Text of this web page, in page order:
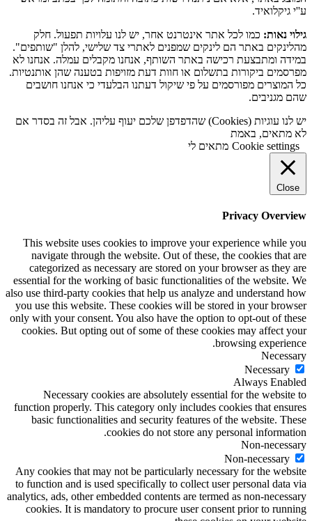
ע''י גיקלואיד.
גילוי נאות: כמו לכל אתר אינטרנט אחר, יש לנו עלויות תפעול. חלק
מהלינקים באתר הם לינקים שמפנים לאתרי צד שלישי, להלן "שותפים".
במידה ומתבצעת רכישה באתר השותף, אנחנו מקבלים עמלה. אנחנו לא
מפרסמים ביקורות בתשלום או חוות דעת מזויפות בטענה שהן אותנטיות.
כל המוצרים מפורסמים על פי שיקול דעתנו הבלעדי כי אנחנו חושבים
שהם מגניבים.
יש לנו עוגיות (Cookies) שהדפדפן שלכם יעוף עליהן. אבל זה בסדר אם
לא מתאים, באמת
Cookie settings מתאים לי
Close
Privacy Overview
This website uses cookies to improve your experience while you
navigate through the website. Out of these, the cookies that are
categorized as necessary are stored on your browser as they are
essential for the working of basic functionalities of the website. We
also use third-party cookies that help us analyze and understand how
you use this website. These cookies will be stored in your browser
only with your consent. You also have the option to opt-out of these
cookies. But opting out of some of these cookies may affect your
browsing experience.
Necessary
Necessary
Always Enabled
Necessary cookies are absolutely essential for the website to
function properly. This category only includes cookies that ensures
basic functionalities and security features of the website. These
cookies do not store any personal information.
Non-necessary
Non-necessary
Any cookies that may not be particularly necessary for the website
to function and is used specifically to collect user personal data via
analytics, ads, other embedded contents are termed as non-necessary
cookies. It is mandatory to procure user consent prior to running